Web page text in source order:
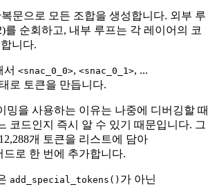
문으로 모든 조합을 생성합니다. 외부 루
를 순회하고, 내부 루프는 각 레이어의 코
니다.
서 <snac_0_0>, <snac_0_1>, ...
로 토큰을 만듭니다.
밍을 사용하는 이유는 나중에 디버깅할 때
코드인지 즉시 알 수 있기 때문입니다. 그
개 토큰을 리스트에 담아
드로 한 번에 추가합니다.
add_special_tokens() 가 아닌